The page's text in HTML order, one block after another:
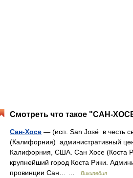
Смотреть что такое "САН-
Сан-Хосе — (исп. San José в честь
(Калифорния) административный
Калифорния, США. Сан Хосе (Коста
крупнейший город Коста Рики.
провинции Сан… …
Википедия